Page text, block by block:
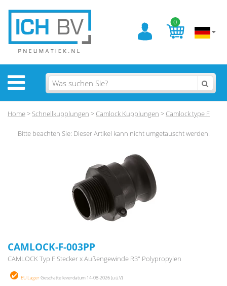
0
Home>Schnellkupplungen > Camlock Kupplungen > Camlock type F
Bitte beachten Sie: Dieser Artikel kann nicht umgetauscht werden.
CAMLOCK-F-003PP
CAMLOCK Typ F Stecker x Außengewinde R3" Polypropylen
EU LagerGeschatte leverdatum 14-08-2026 (u.ü.V)